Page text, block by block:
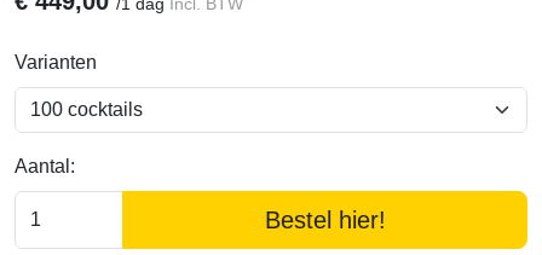
Varianten
Aantal:
Bestel hier!